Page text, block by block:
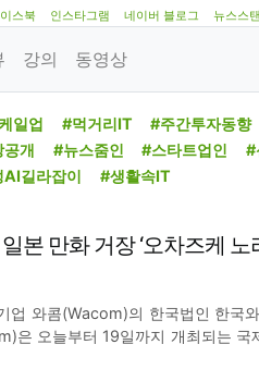
스북 인스타그램 네이버 블로그 뉴스스
강의 동영상
일업 #먹거리IT #주간투자동향
개 #뉴스줌인 #스타트업인 #
AI길라잡이 #생활속IT
본 만화 거장 ‘오차즈케 노
업 와콤(Wacom)의 한국법인 한국
은 오늘부터 19일까지 개최되는 국